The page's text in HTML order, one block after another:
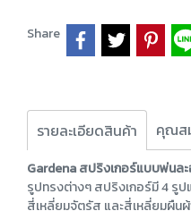
Share
รายละเอียดสินค้า คุณส
Gardena สปริงเกอร์แบบพ่นละ
รูปทรงต่างๆ สปริงเกอร์มี 4 รู
สี่เหลี่ยมจัตุรัส และสี่เหลี่ยมผื